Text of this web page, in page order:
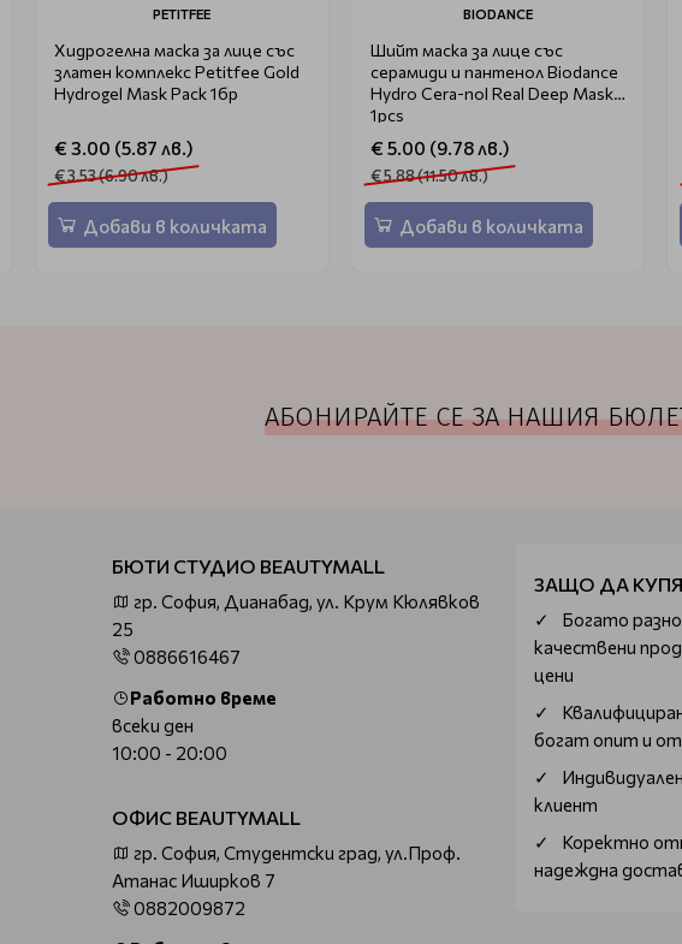
PETITFEE
Хидрогелна маска за лице със
златен комплекс Petitfee Gold
Hydrogel Mask Pack 1бр
€ 3.00 (5.87 лв.)
€ 3.53 (6.90 лв.)
Добави в количката
BIODANCE
Шийт маска за лице със
серамиди и пантенол Biodance
Hydro Cera-nol Real Deep Mask
1pcs
€ 5.00 (9.78 лв.)
€ 5.88 (11.50 лв.)
Добави в количката
АБОНИРАЙТЕ СЕ ЗА НАШИЯ
БЮТИ СТУДИО BEAUTYMALL
гр. София, Дианабад, ул. Крум Кюлявков
25
0886616467
Работно време
всеки ден
10:00 - 20:00
ОФИС BEAUTYMALL
гр. София, Студентски град, ул.Проф.
Атанас Иширков 7
0882009872
ЗАЩО ДА
Богатo
качествени
цени
богат опит и
клиент
Коректно
надеждна